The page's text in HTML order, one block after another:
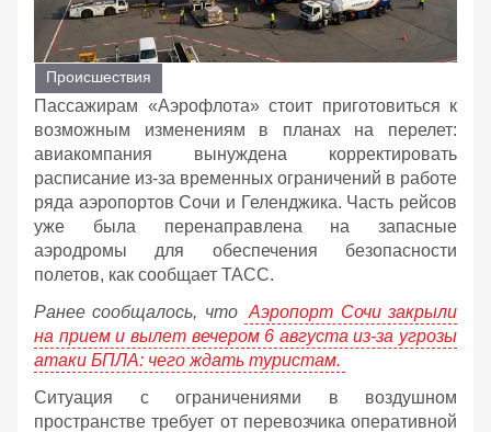
Происшествия
Пассажирам «Аэрофлота» стоит приготовиться к
возможным изменениям в планах на перелет:
авиакомпания вынуждена корректировать
расписание из-за временных ограничений в работе
ряда аэропортов Сочи и Геленджика. Часть рейсов
уже была перенаправлена на запасные
аэродромы для обеспечения безопасности
полетов, как сообщает ТАСС.
Ранее сообщалось, что
Аэропорт Сочи закрыли
на прием и вылет вечером 6 августа из-за угрозы
атаки БПЛА: чего ждать туристам.
Ситуация с ограничениями в воздушном
пространстве требует от перевозчика оперативной